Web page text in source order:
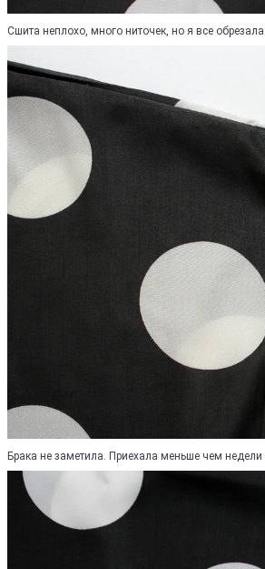
Сшита неплохо, много ниточек, но я все
Брака не заметила. Приехала меньше чем недели